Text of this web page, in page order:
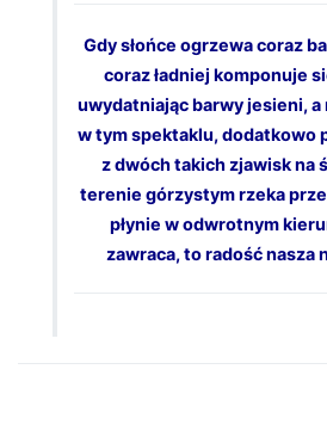
Gdy słońce ogrzewa coraz
coraz ładniej komponuje
uwydatniając barwy jesieni,
w tym spektaklu, dodatkowo
z dwóch takich zjawisk na
terenie górzystym rzeka
płynie w odwrotnym
zawraca, to radość nasza